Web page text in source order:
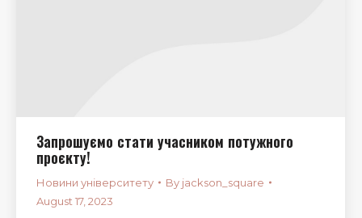
Запрошуємо стати учасником потужного
проєкту!
Новини університету By jackson_square
August 17, 2023